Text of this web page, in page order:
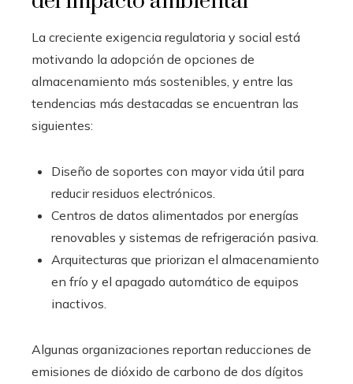
La creciente exigencia regulatoria y social está
motivando la adopción de opciones de
almacenamiento más sostenibles, y entre las
tendencias más destacadas se encuentran las
siguientes:
Diseño de soportes con mayor vida útil para
reducir residuos electrónicos.
Centros de datos alimentados por energías
renovables y sistemas de refrigeración pasiva.
Arquitecturas que priorizan el almacenamiento
en frío y el apagado automático de equipos
inactivos.
Algunas organizaciones reportan reducciones de
emisiones de dióxido de carbono de dos dígitos